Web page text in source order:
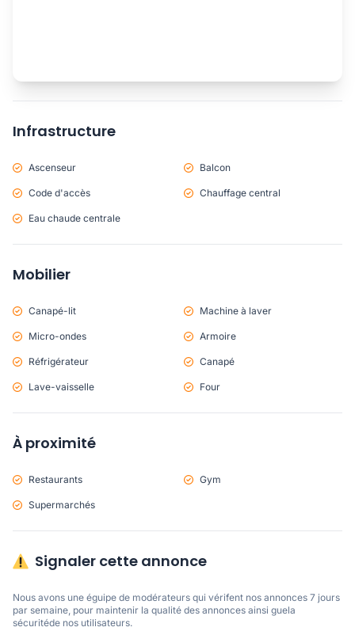
Infrastructure
Ascenseur Balcon
Code d'accès Chauffage central
Eau chaude centrale
Mobilier
Canapé-lit Machine à laver
Micro-ondes Armoire
Réfrigérateur Canapé
Lave-vaisselle Four
À proximité
Restaurants Gym
Supermarchés
Signaler cette annonce
Nous avons une éguipe de modérateurs qui vérifent nos annonces 7 jours
par semaine, pour maintenir la qualité des annonces ainsi guela
sécuritéde nos utilisateurs.